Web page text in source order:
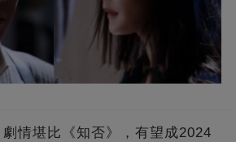
情堪比《知否》，有望成2024